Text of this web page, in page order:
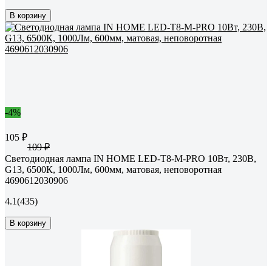
В корзину
-4%
105 ₽
109 ₽
Светодиодная лампа IN HOME LED-T8-М-PRO 10Вт, 230В,
G13, 6500К, 1000Лм, 600мм, матовая, неповоротная
4690612030906
4.1(435)
В корзину